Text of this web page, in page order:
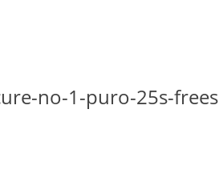
no-1-puro-25s-